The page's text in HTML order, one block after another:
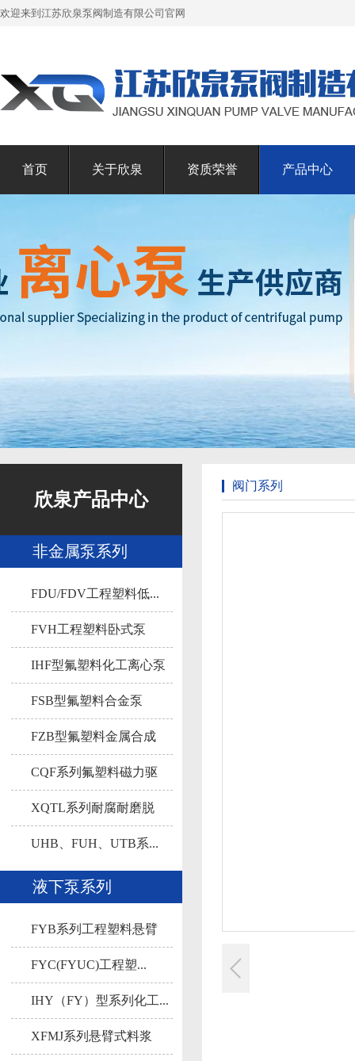
欢迎来到江苏欣泉泵阀制造有限公司官网
首页 关于欣泉 资质荣誉 产品中心
欣泉产品中心
非金属泵系列
FDU/FDV工程塑料低...
FVH工程塑料卧式泵
IHF型氟塑料化工离心泵
FSB型氟塑料合金泵
FZB型氟塑料金属合成
自...
CQF系列氟塑料磁力驱
动...
XQTL系列耐腐耐磨脱
硫...
UHB、FUH、UTB系...
液下泵系列
FYB系列工程塑料悬臂
液...
FYC(FYUC)工程塑...
IHY（FY）型系列化工...
XFMJ系列悬臂式料浆
阀门系列